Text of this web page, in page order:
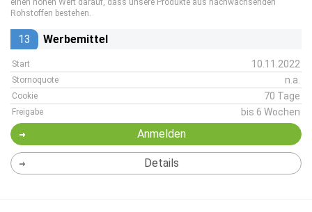
einen hohen Wert darauf, dass unsere Produkte aus nachwachsenden
Rohstoffen bestehen.
13 Werbemittel
Start 10.11.2022
Stornoquote n.a.
Cookie 70 Tage
Freigabe bis 6 Wochen
Anmelden
Details